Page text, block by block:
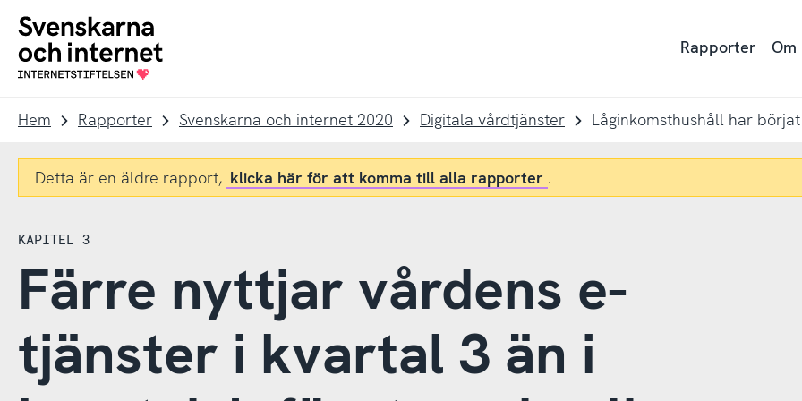
navigation
innehåll
To
startpage
Rapporter Om
Hem Rapporter Svenskarna och internet 2020 Digitala vårdtjänster
Detta är en äldre rapport, klicka här för att komma till alla rapporter .
KAPITEL 3
Färre nyttjar vårdens e-
tjänster i kvartal 3 än i